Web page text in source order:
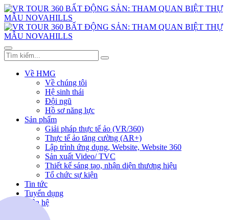
Về HMG
Về chúng tôi
Hệ sinh thái
Đội ngũ
Hồ sơ năng lực
Sản phẩm
Giải pháp thực tế ảo (VR/360)
Thực tế ảo tăng cường (AR+)
Lập trình ứng dụng, Website, Website 360
Sản xuất Video/ TVC
Thiết kế sáng tạo, nhận diện thương hiệu
Tổ chức sự kiện
Tin tức
Tuyển dụng
Liên hệ